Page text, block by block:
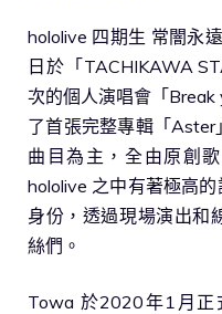
hololive 四期生 常闇永
日於「TACHIKAWA
次的個人演唱會「
了首張完整專輯「
曲目為主，全由原創
hololive 之中有著極高
身份，透過現場演出和
絲們。
Towa 於2020年1月正